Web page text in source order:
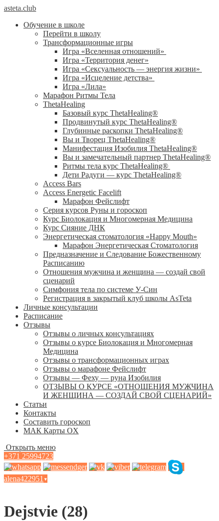
asteta.club
Обучение в школе
Перейти в школу
Трансформационные игры
Игра «Вселенная отношений»
Игра «Территория денег»
Игра «Сексуальность — энергия жизни»
Игра «Исцеление детства»
Игра «Лила»
Марафон Ритмы Тела
ThetaHealing
Базовый курс ThetaHealing®
Продвинутый курс ThetaHealing®
Глубинные раскопки ThetaHealing®
Вы и Творец ThetaHealing®
Манифестация Изобилия ThetaHealing®
Вы и замечательный партнер ThetaHealing®
Ритмы тела курс ThetaHealing®
Дети Радуги — курс ThetaHealing®
Access Bars
Access Energetic Facelift
Марафон Фейслифт
Серия курсов Руны и гороскоп
Курс Биолокация и Многомерная Медицина
Курс Сияние ДНК
Энергетическая стоматология «Happy Mouth»
Марафон Энергетическая Cтоматология
Предназначение и Следование Божественному
Расписанию
Отношения мужчина и женщина — создай свой
сценарий
Симфония тела по системе У-Син
Регистрация в закрытый клуб школы AsTeta
Личные консультации
Расписание
Отзывы
Отзывы о личных консультациях
Отзывы о курсе Биолокация и Многомерная
Медицина
Отзывы о трансформационных играх
Отзывы о марафоне Фейслифт
Отзывы — Феху — руна Изобилия
ОТЗЫВЫ О КУРСЕ «ОТНОШЕНИЯ МУЖЧИНА
И ЖЕНЩИНА — СОЗДАЙ СВОЙ СЦЕНАРИЙ»
Статьи
Контакты
Составить гороскоп
МАК Карты OХ
Открыть меню
+371 25994723
alena422951 ▾
Dejstvie (28)